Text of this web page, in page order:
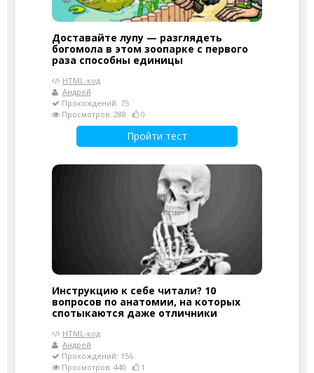
Доставайте лупу — разглядеть
богомола в этом зоопарке с первого
раза способны единицы
HTML-код
Андрей
Прохождений: 75
Просмотров: 288
0
Пройти тест
Инструкцию к себе читали? 10
вопросов по анатомии, на которых
спотыкаются даже отличники
HTML-код
Андрей
Прохождений: 156
Просмотров: 440
1